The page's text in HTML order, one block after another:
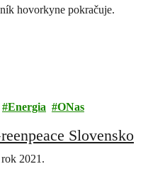
hovorkyne pokračuje.
Energia ONas
Slovensko
2021.